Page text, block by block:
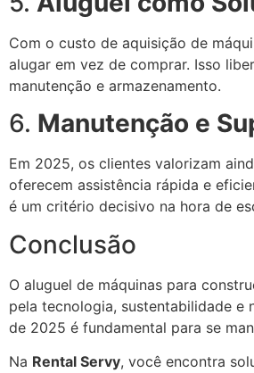
Com o custo de aquisição de
alugar em vez de comprar. Isso
manutenção e armazenamento.
6. Manutenção e
Em 2025, os clientes valorizam
oferecem assistência rápida e
é um critério decisivo na hora de
Conclusão
O aluguel de máquinas para
pela tecnologia, sustentabilidade e
de 2025 é fundamental para se
Na Rental Servy, você encontra